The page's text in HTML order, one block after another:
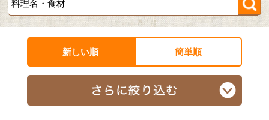
新しい順 簡単順